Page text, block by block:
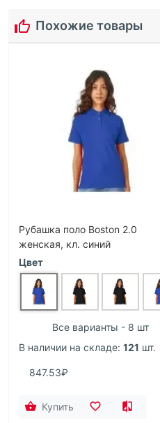
Похожие товары
Рубашка поло Boston 2.0
женская, кл. синий
Цвет
Все варианты - 8 шт
В наличии на складе: 121 шт.
847.53₽
Купить